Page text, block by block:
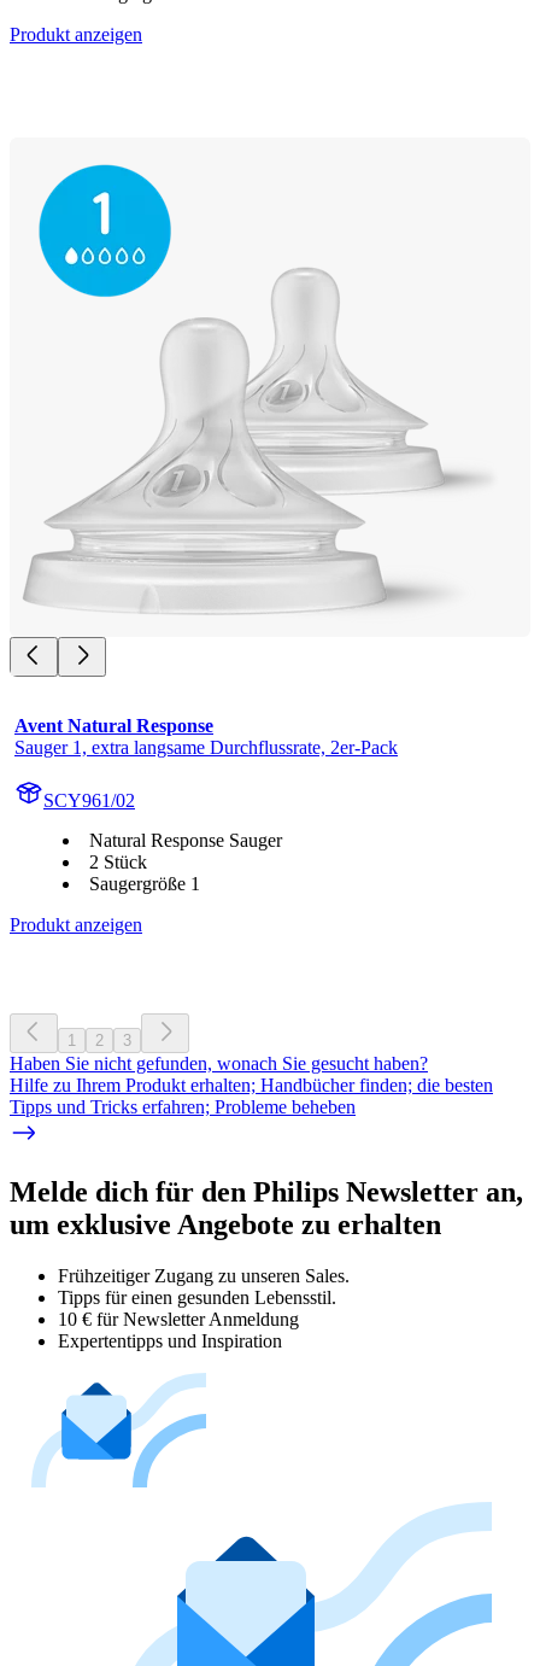
Produkt anzeigen
Avent Natural Response
Sauger 1, extra langsame Durchflussrate, 2er-Pack
SCY961/02
Natural Response Sauger
2 Stück
Saugergröße 1
Produkt anzeigen
1 2 3
Haben Sie nicht gefunden, wonach Sie gesucht haben?
Hilfe zu Ihrem Produkt erhalten; Handbücher finden; die besten
Tipps und Tricks erfahren; Probleme beheben
Melde dich für den Philips Newsletter an,
um exklusive Angebote zu erhalten
Frühzeitiger Zugang zu unseren Sales.
Tipps für einen gesunden Lebensstil.
10 € für Newsletter Anmeldung
Expertentipps und Inspiration